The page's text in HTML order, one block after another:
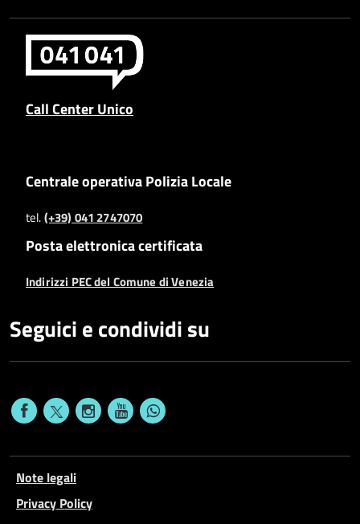
Call Center Unico
Centrale operativa Polizia Locale
tel.(+39) 041 2747070
Posta elettronica certificata
Indirizzi PEC del Comune di Venezia
Seguici e condividi su
Note legali
Privacy Policy